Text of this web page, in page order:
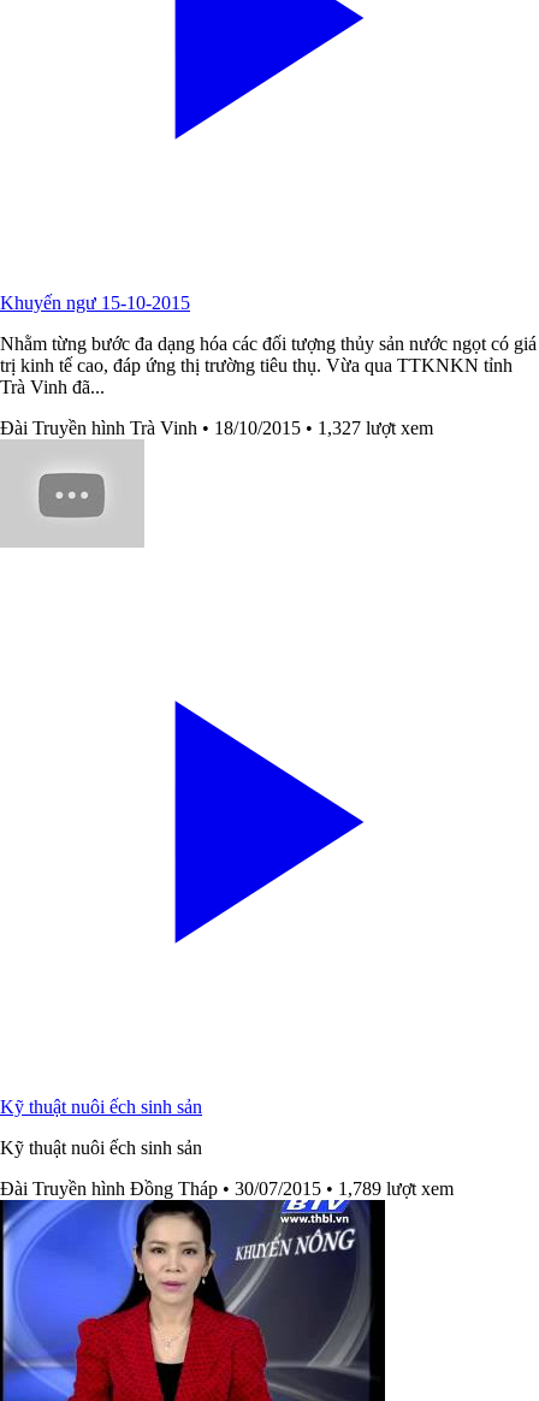
Khuyến ngư 15-10-2015
Nhằm từng bước đa dạng hóa các đối tượng thủy sản nước ngọt có giá
trị kinh tế cao, đáp ứng thị trường tiêu thụ. Vừa qua TTKNKN tỉnh
Trà Vinh đã...
Đài Truyền hình Trà Vinh • 18/10/2015 • 1,327 lượt xem
Kỹ thuật nuôi ếch sinh sản
Kỹ thuật nuôi ếch sinh sản
Đài Truyền hình Đồng Tháp • 30/07/2015 • 1,789 lượt xem